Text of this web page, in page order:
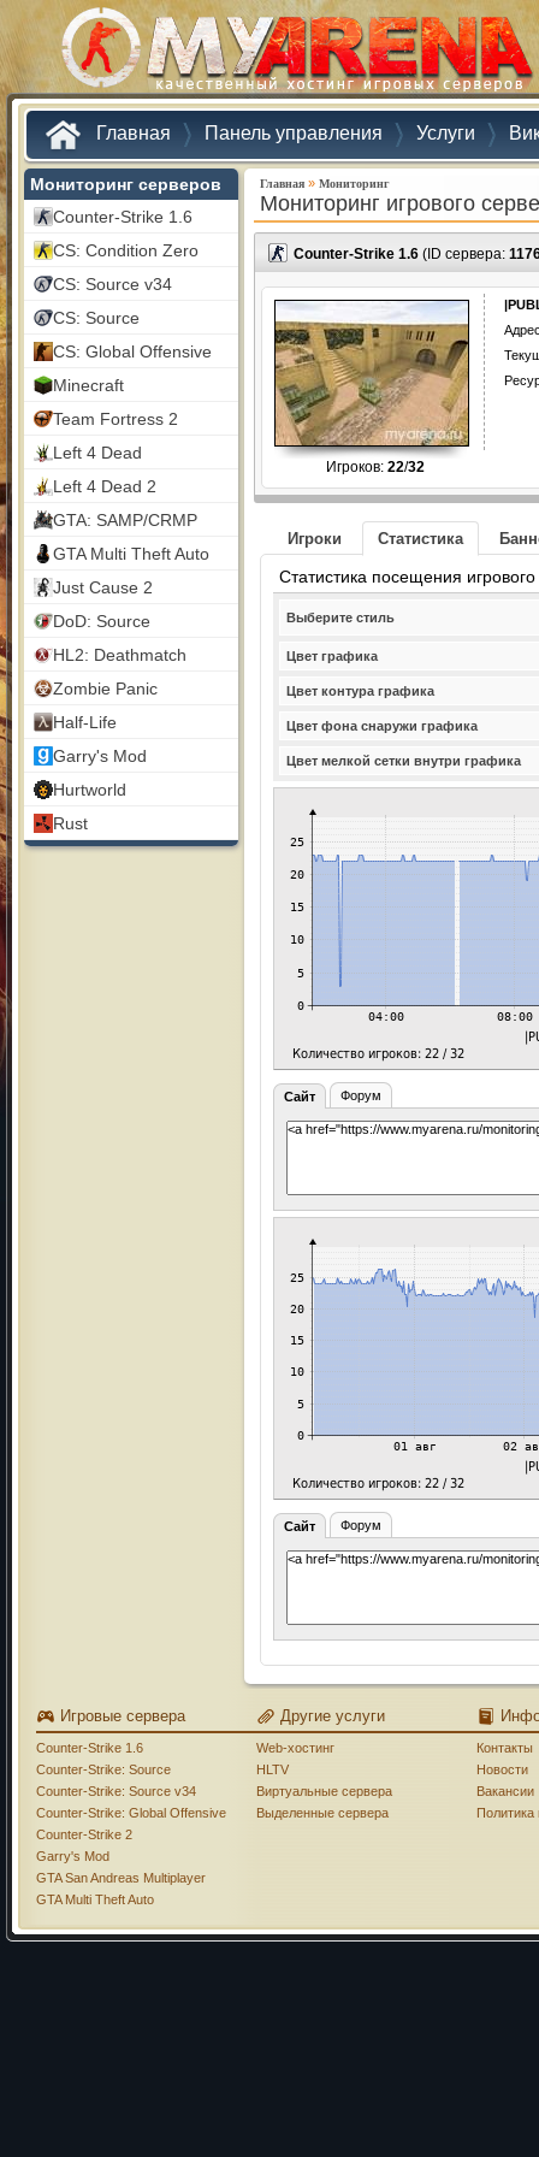
Главная Панель управления Услуги
Мониторинг серверов
Counter-Strike 1.6
CS: Condition Zero
CS: Source v34
CS: Source
CS: Global Offensive
Minecraft
Team Fortress 2
Left 4 Dead
Left 4 Dead 2
GTA: SAMP/CRMP
GTA Multi Theft Auto
Just Cause 2
DoD: Source
HL2: Deathmatch
Zombie Panic
Half-Life
Garry's Mod
Hurtworld
Rust
Главная » Мониторинг
Мониторинг игрового
Counter-Strike 1.6 (ID сервера:
Игроков: 22/32
Игроки Статистика
Статистика посещения
Выберите стиль
Цвет графика
Цвет контура графика
Цвет фона снаружи графика
Цвет мелкой сетки внутри графика
Сайт Форум
Сайт Форум
Игровые сервера
Counter-Strike 1.6
Counter-Strike: Source
Counter-Strike: Source v34
Counter-Strike: Global Offensive
Counter-Strike 2
Garry's Mod
GTA San Andreas Multiplayer
GTA Multi Theft Auto
Другие услуги
Web-хостинг
HLTV
Виртуальные сервера
Выделенные сервера
Контакты
Новости
Вакансии
Политика